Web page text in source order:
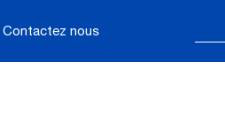
Contactez nous